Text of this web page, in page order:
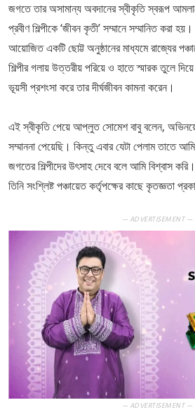
জগতে তার অসামান্য অবদানের স্বীকৃতি স্বরূপ
প্রবীণ শিল্পীকে ‘জীবন কৃতী’ সম্মানে সম্মানিত করা
আয়োজিত একটি ছোট্ট অনুষ্ঠানের মাধ্যমে রাজ্যের
শিল্পীর গলায় উত্তরীয় পরিয়ে ও হাতে স্মারক তুলে
ভূয়সী প্রশংসা করে তার দীর্ঘজীবন কামনা করেন।
এই স্বীকৃতি পেয়ে আপ্লুত সোমেশ বাবু বলেন,
সম্মাননা পেয়েছি। কিন্তু এবার যেটা পেলাম তাতে
জগতের শিল্পীদের উৎসাহ দেবে বলে আমি বিশ্বাস
তিনি সংশ্লিষ্ট পঞ্চায়েত কর্তৃপক্ষের কাছে কৃতজ্ঞতা
— ADVERTISEMENT —
— ADVERTISEMENT —